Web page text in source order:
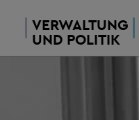
VERWALTUNG
UND POLITIK